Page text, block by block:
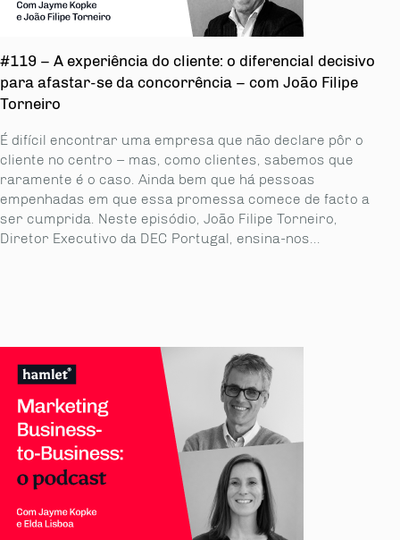
#119 – A experiência do cliente: o diferencial decisivo
para afastar-se da concorrência – com João Filipe
Torneiro
É difícil encontrar uma empresa que não declare pôr o
cliente no centro – mas, como clientes, sabemos que
raramente é o caso. Ainda bem que há pessoas
empenhadas em que essa promessa comece de facto a
ser cumprida. Neste episódio, João Filipe Torneiro,
Diretor Executivo da DEC Portugal, ensina-nos...